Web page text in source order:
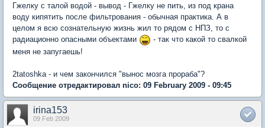
Гжелку с талой водой - вывод - Гжелку не пить, из под крана
воду кипятить после фильтрования - обычная практика. А в
целом я всю сознательную жизнь жил то рядом с НПЗ, то с
радиационно опасными объектами
- так что какой то свалкой
меня не запугаешь!
2tatoshka - и чем закончился "вынос мозга прораба"?
Сообщение отредактировал nico: 09 February 2009 - 09:45
irina153
09 Feb 2009